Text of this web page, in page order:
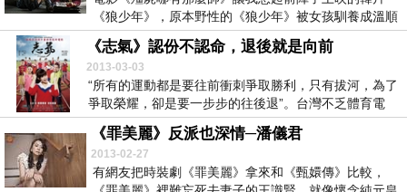
《狼少年》，原本野性的《狼少年》被女孩馴養成溫順
痴情的...
《志氣》認份不認命，退後就是向前
2013-03-03
“所有的運動都是要往前衝刺爭取勝利，只有拔河，為了
爭取榮耀，卻是要一步步的往後退”。台灣不乏體育電
影...
《罪美麗》反派也深情─潘儀君
2013-02-27
有網友把時裝劇《罪美麗》拿來和《甄嬛傳》比較，